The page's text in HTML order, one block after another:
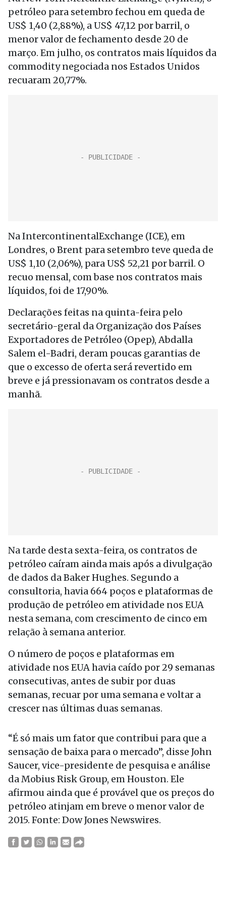
petróleo para setembro fechou em queda de
US$ 1,40 (2,88%), a US$ 47,12 por barril, o
menor valor de fechamento desde 20 de
março. Em julho, os contratos mais líquidos da
commodity negociada nos Estados Unidos
recuaram 20,77%.
Na IntercontinentalExchange (ICE), em
Londres, o Brent para setembro teve queda de
US$ 1,10 (2,06%), para US$ 52,21 por barril. O
recuo mensal, com base nos contratos mais
líquidos, foi de 17,90%.
Declarações feitas na quinta-feira pelo
secretário-geral da Organização dos Países
Exportadores de Petróleo (Opep), Abdalla
Salem el-Badri, deram poucas garantias de
que o excesso de oferta será revertido em
breve e já pressionavam os contratos desde a
manhã.
Na tarde desta sexta-feira, os contratos de
petróleo caíram ainda mais após a divulgação
de dados da Baker Hughes. Segundo a
consultoria, havia 664 poços e plataformas de
produção de petróleo em atividade nos EUA
nesta semana, com crescimento de cinco em
relação à semana anterior.
O número de poços e plataformas em
atividade nos EUA havia caído por 29 semanas
consecutivas, antes de subir por duas
semanas, recuar por uma semana e voltar a
crescer nas últimas duas semanas.
“É só mais um fator que contribui para que a
sensação de baixa para o mercado”, disse John
Saucer, vice-presidente de pesquisa e análise
da Mobius Risk Group, em Houston. Ele
afirmou ainda que é provável que os preços do
petróleo atinjam em breve o menor valor de
2015. Fonte: Dow Jones Newswires.